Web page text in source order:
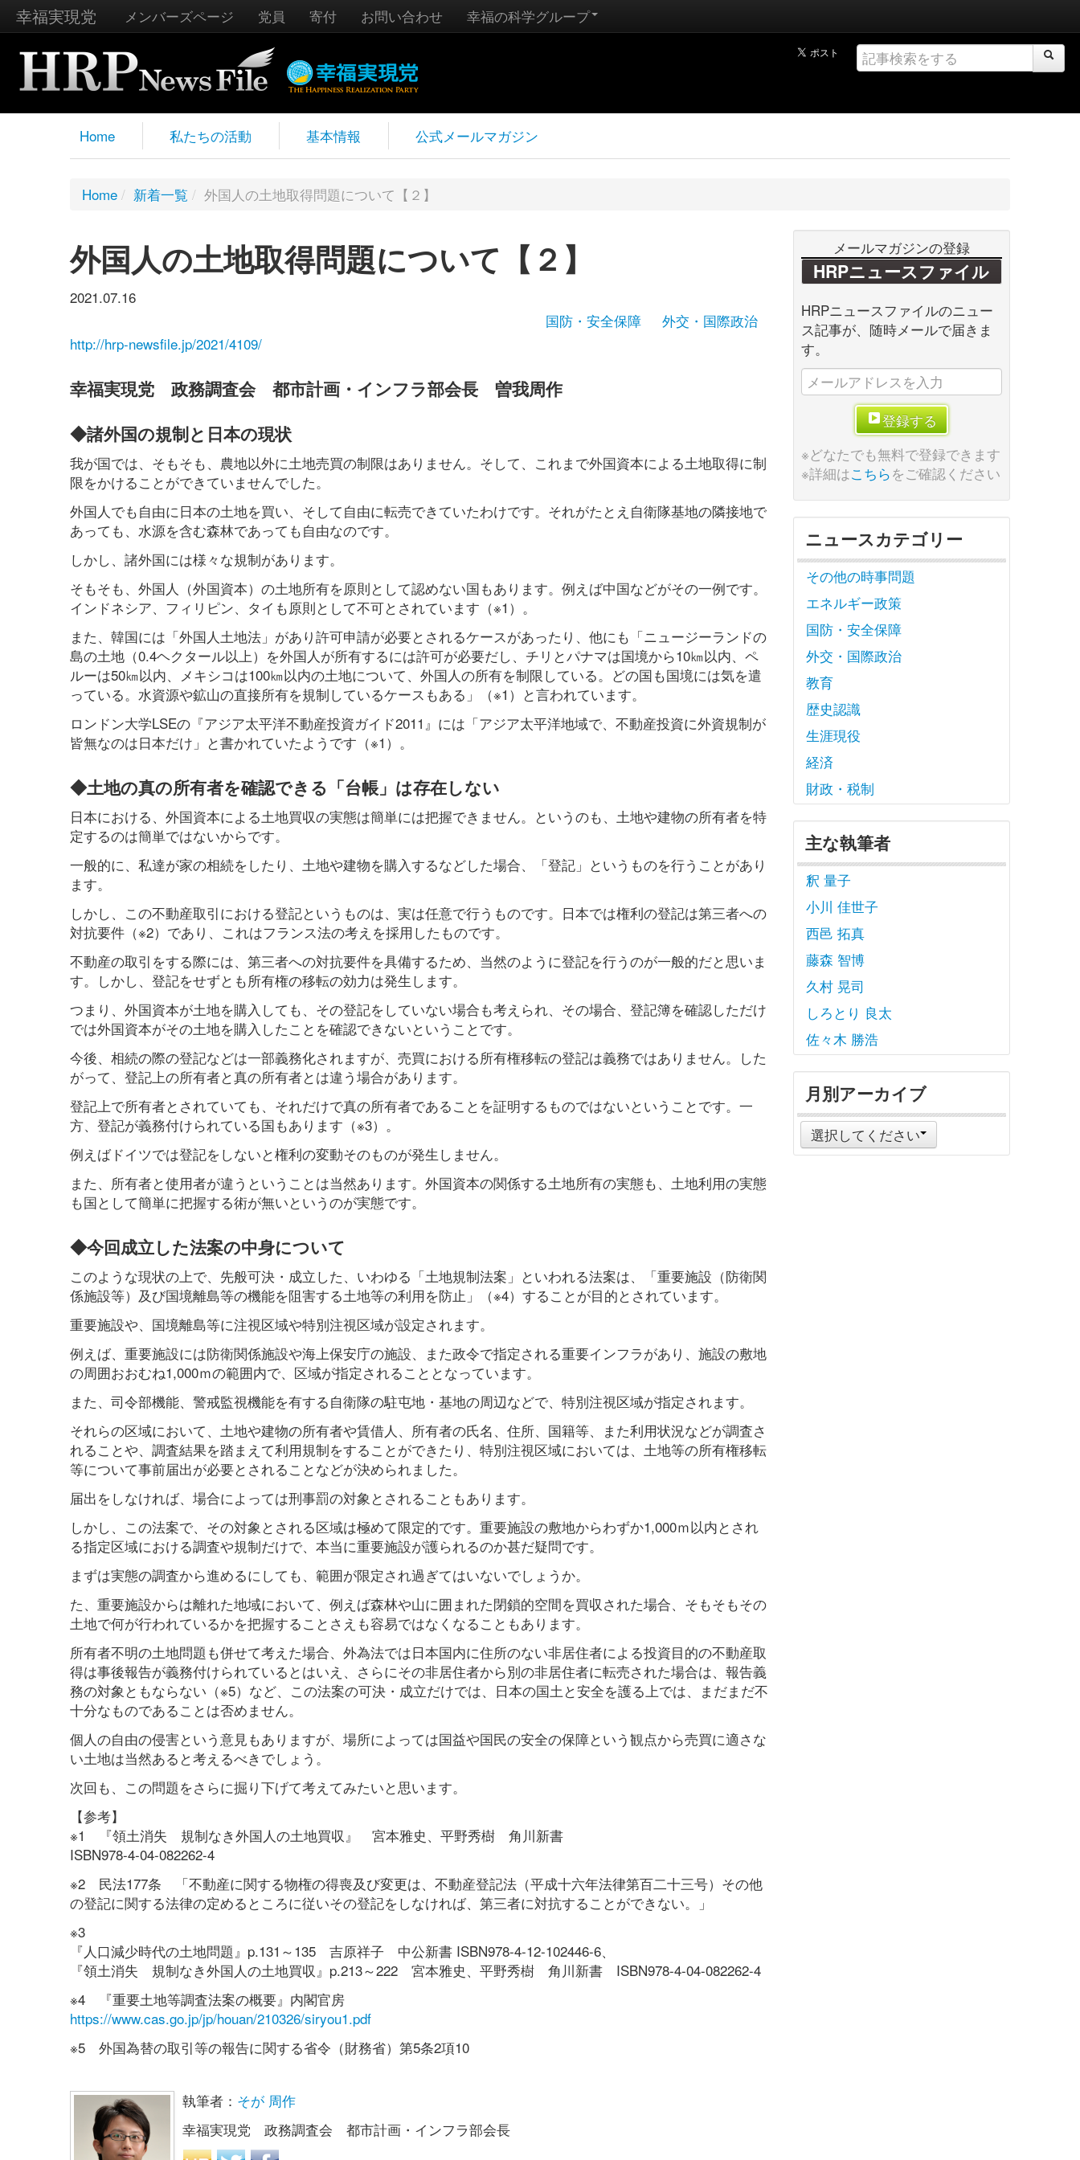
幸福実現党 メンバーズページ 党員 寄付 お問い合わせ 幸福の科学グループ
Home 私たちの活動 基本情報 公式メールマガジン
Home / 新着一覧 / 外国人の土地取得問題について【２】
外国人の土地取得問題について【２】
2021.07.16
国防・安全保障
外交・国際政治
http://hrp-newsfile.jp/2021/4109/
幸福実現党 政務調査会 都市計画・インフラ部会長 曽我周作
◆諸外国の規制と日本の現状
我が国では、そもそも、農地以外に土地売買の制限はありません。そして、これまで外国資本による土地取得に制
限をかけることができていませんでした。
外国人でも自由に日本の土地を買い、そして自由に転売できていたわけです。それがたとえ自衛隊基地の隣接地で
あっても、水源を含む森林であっても自由なのです。
しかし、諸外国には様々な規制があります。
そもそも、外国人（外国資本）の土地所有を原則として認めない国もあります。例えば中国などがその一例です。
インドネシア、フィリピン、タイも原則として不可とされています（※1）。
また、韓国には「外国人土地法」があり許可申請が必要とされるケースがあったり、他にも「ニュージーランドの
島の土地（0.4ヘクタール以上）を外国人が所有するには許可が必要だし、チリとパナマは国境から10㎞以内、ペ
ルーは50㎞以内、メキシコは100㎞以内の土地について、外国人の所有を制限している。どの国も国境には気を遣
っている。水資源や鉱山の直接所有を規制しているケースもある」（※1）と言われています。
ロンドン大学LSEの『アジア太平洋不動産投資ガイド2011』には「アジア太平洋地域で、不動産投資に外資規制が
皆無なのは日本だけ」と書かれていたようです（※1）。
◆土地の真の所有者を確認できる「台帳」は存在しない
日本における、外国資本による土地買収の実態は簡単には把握できません。というのも、土地や建物の所有者を特
定するのは簡単ではないからです。
一般的に、私達が家の相続をしたり、土地や建物を購入するなどした場合、「登記」というものを行うことがあり
ます。
しかし、この不動産取引における登記というものは、実は任意で行うものです。日本では権利の登記は第三者への
対抗要件（※2）であり、これはフランス法の考えを採用したものです。
不動産の取引をする際には、第三者への対抗要件を具備するため、当然のように登記を行うのが一般的だと思いま
す。しかし、登記をせずとも所有権の移転の効力は発生します。
つまり、外国資本が土地を購入しても、その登記をしていない場合も考えられ、その場合、登記簿を確認しただけ
では外国資本がその土地を購入したことを確認できないということです。
今後、相続の際の登記などは一部義務化されますが、売買における所有権移転の登記は義務ではありません。した
がって、登記上の所有者と真の所有者とは違う場合があります。
登記上で所有者とされていても、それだけで真の所有者であることを証明するものではないということです。一
方、登記が義務付けられている国もあります（※3）。
例えばドイツでは登記をしないと権利の変動そのものが発生しません。
また、所有者と使用者が違うということは当然あります。外国資本の関係する土地所有の実態も、土地利用の実態
も国として簡単に把握する術が無いというのが実態です。
◆今回成立した法案の中身について
このような現状の上で、先般可決・成立した、いわゆる「土地規制法案」といわれる法案は、「重要施設（防衛関
係施設等）及び国境離島等の機能を阻害する土地等の利用を防止」（※4）することが目的とされています。
重要施設や、国境離島等に注視区域や特別注視区域が設定されます。
例えば、重要施設には防衛関係施設や海上保安庁の施設、また政令で指定される重要インフラがあり、施設の敷地
の周囲おおむね1,000ｍの範囲内で、区域が指定されることとなっています。
また、司令部機能、警戒監視機能を有する自衛隊の駐屯地・基地の周辺などで、特別注視区域が指定されます。
それらの区域において、土地や建物の所有者や賃借人、所有者の氏名、住所、国籍等、また利用状況などが調査さ
れることや、調査結果を踏まえて利用規制をすることができたり、特別注視区域においては、土地等の所有権移転
等について事前届出が必要とされることなどが決められました。
届出をしなければ、場合によっては刑事罰の対象とされることもあります。
しかし、この法案で、その対象とされる区域は極めて限定的です。重要施設の敷地からわずか1,000ｍ以内とされ
る指定区域における調査や規制だけで、本当に重要施設が護られるのか甚だ疑問です。
まずは実態の調査から進めるにしても、範囲が限定され過ぎてはいないでしょうか。
た、重要施設からは離れた地域において、例えば森林や山に囲まれた閉鎖的空間を買収された場合、そもそもその
土地で何が行われているかを把握することさえも容易ではなくなることもあります。
所有者不明の土地問題も併せて考えた場合、外為法では日本国内に住所のない非居住者による投資目的の不動産取
得は事後報告が義務付けられているとはいえ、さらにその非居住者から別の非居住者に転売された場合は、報告義
務の対象ともならない（※5）など、この法案の可決・成立だけでは、日本の国土と安全を護る上では、まだまだ不
十分なものであることは否めません。
個人の自由の侵害という意見もありますが、場所によっては国益や国民の安全の保障という観点から売買に適さな
い土地は当然あると考えるべきでしょう。
次回も、この問題をさらに掘り下げて考えてみたいと思います。
【参考】
※1 『領土消失 規制なき外国人の土地買収』 宮本雅史、平野秀樹 角川新書
ISBN978-4-04-082262-4
※2 民法177条 「不動産に関する物権の得喪及び変更は、不動産登記法（平成十六年法律第百二十三号）その他
の登記に関する法律の定めるところに従いその登記をしなければ、第三者に対抗することができない。」
※3
『人口減少時代の土地問題』p.131～135 吉原祥子 中公新書 ISBN978-4-12-102446-6、
『領土消失 規制なき外国人の土地買収』p.213～222 宮本雅史、平野秀樹 角川新書 ISBN978-4-04-082262-4
※4 『重要土地等調査法案の概要』内閣官房
https://www.cas.go.jp/jp/houan/210326/siryou1.pdf
※5 外国為替の取引等の報告に関する省令（財務省）第5条2項10
執筆者： そが 周作
幸福実現党 政務調査会 都市計画・インフラ部会長
メールマガジンの登録
HRPニュースファイル
HRPニュースファイルのニュー
ス記事が、随時メールで届きま
す。
登録する
※どなたでも無料で登録できます
※詳細はこちらをご確認ください
ニュースカテゴリー
その他の時事問題
エネルギー政策
国防・安全保障
外交・国際政治
教育
歴史認識
生涯現役
経済
財政・税制
主な執筆者
釈 量子
小川 佳世子
西邑 拓真
藤森 智博
久村 晃司
しろとり 良太
佐々木 勝浩
月別アーカイブ
選択してください